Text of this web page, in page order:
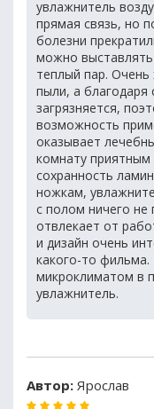
увлажнитель
прямая связь, но
болезни
можно
теплый пар.
пыли, а благодаря
загрязняется,
возможность
оказывает
комнату приятным
сохранность
ножкам,
с полом ничего не
отвлекает от
и дизайн очень
какого-то
микроклиматом в
увлажнитель.
Автор: Ярослав